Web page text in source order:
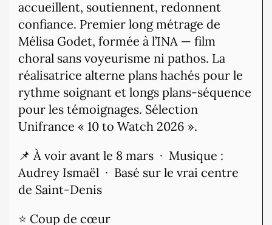
accueillent, soutiennent, redonnent
confiance. Premier long métrage de
Mélisa Godet, formée à l’INA — film
choral sans voyeurisme ni pathos. La
réalisatrice alterne plans hachés pour le
rythme soignant et longs plans-séquence
pour les témoignages. Sélection
Unifrance « 10 to Watch 2026 ».
📌 À voir avant le 8 mars · Musique :
Audrey Ismaël · Basé sur le vrai centre
de Saint-Denis
⭐ Coup de cœur